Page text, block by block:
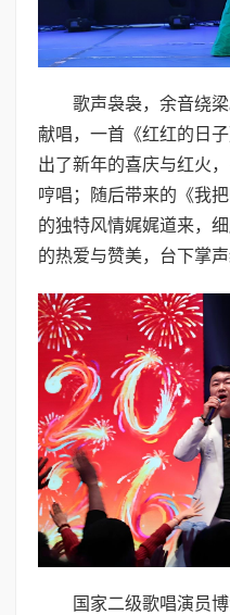
歌声袅袅，余音绕
献唱，一首《红红的日
出了新年的喜庆与红火
哼唱；随后带来的《我
的独特风情娓娓道来，
的热爱与赞美，台下掌声
国家二级歌唱演员